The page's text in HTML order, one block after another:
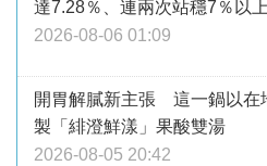
達7.28％、連兩次站穩7％以上
2026-08-06 01:09
開胃解膩新主張 這一鍋以在
製「緋澄鮮漾」果酸雙湯
2026-08-05 20:42